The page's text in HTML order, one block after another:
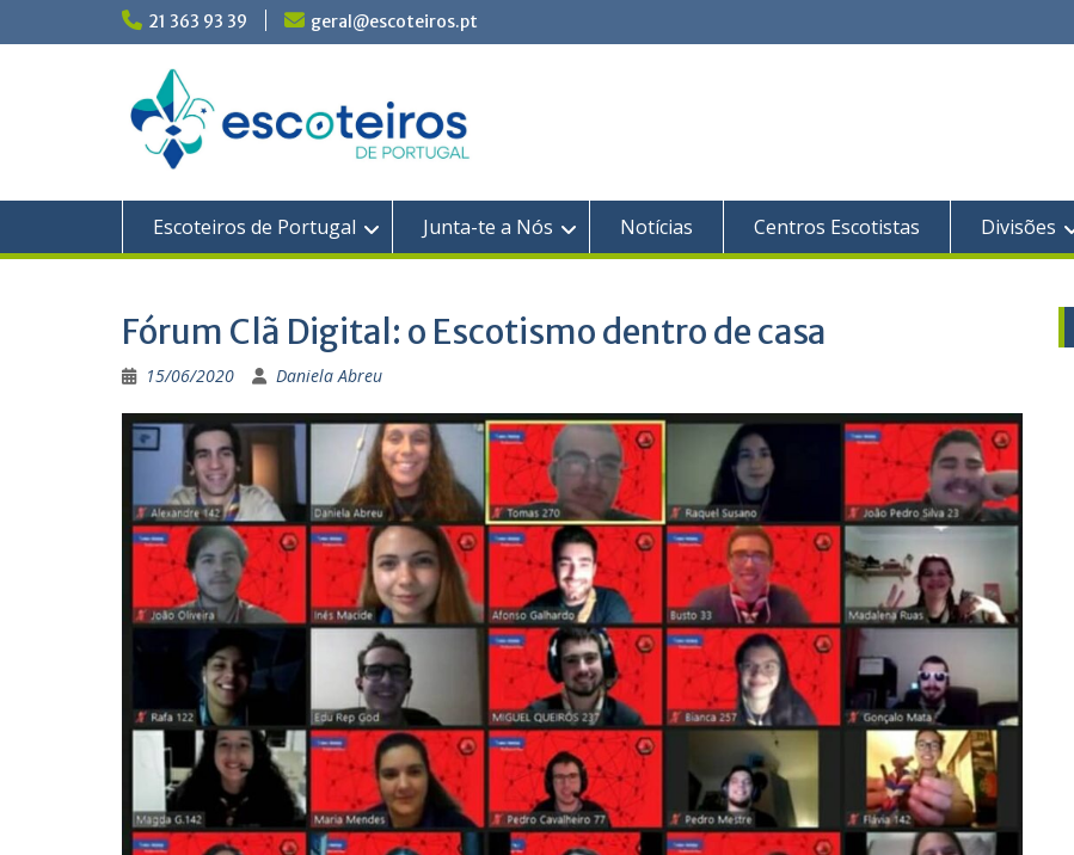
21 363 93 39 geral@escoteiros.pt
Escoteiros de Portugal Junta-te a Nós Notícias Centros Escotistas Divisões
Fórum Clã Digital: o Escotismo dentro de casa
15/06/2020 Daniela Abreu